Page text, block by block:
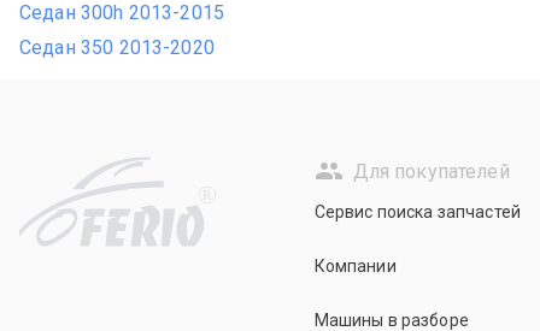
Седан 300h 2013-2015
Седан 350 2013-2020
R
Для покупателей
Сервис поиска запчастей
Компании
Машины в разборе